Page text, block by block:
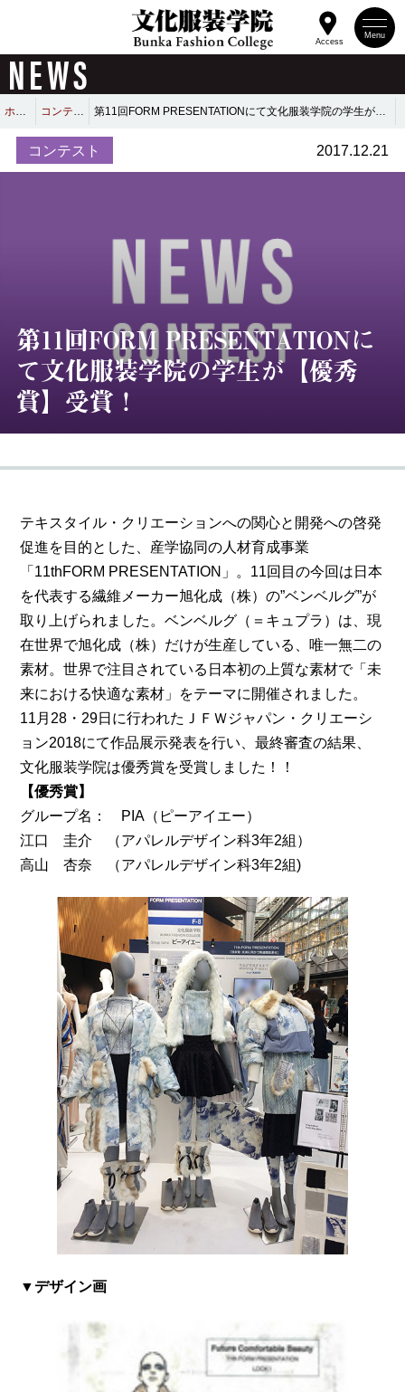
Menu
Access
NEWS
ホーム コンテスト 第11回FORM PRESENTATIONにて文化服装学院の学生が【優秀賞】受賞！
コンテスト 2017.12.21
第11回FORM PRESENTATIONに
て文化服装学院の学生が【優秀
賞】受賞！
テキスタイル・クリエーションへの関心と開発への啓発
促進を目的とした、産学協同の人材育成事業
「11thFORM PRESENTATION」。11回目の今回は日本
を代表する繊維メーカー旭化成（株）の”ベンベルグ”が
取り上げられました。ベンベルグ（＝キュプラ）は、現
在世界で旭化成（株）だけが生産している、唯一無二の
素材。世界で注目されている日本初の上質な素材で「未
来における快適な素材」をテーマに開催されました。
11月28・29日に行われたＪＦＷジャパン・クリエーシ
ョン2018にて作品展示発表を行い、最終審査の結果、
文化服装学院は優秀賞を受賞しました！！
【優秀賞】
グループ名： PIA（ピーアイエー）
江口 圭介 （アパレルデザイン科3年2組）
高山 杏奈 （アパレルデザイン科3年2組)
▼デザイン画